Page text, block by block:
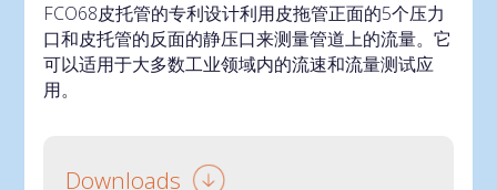
FCO68皮托管的专利设计利用皮拖管正面的5个压力
口和皮托管的反面的静压口来测量管道上的流量。它
可以适用于大多数工业领域内的流速和流量测试应
用。
Downloads